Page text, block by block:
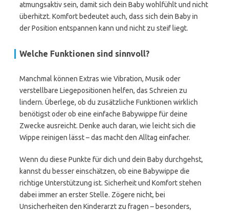
atmungsaktiv sein, damit sich dein Baby wohlfühlt und nicht
überhitzt. Komfort bedeutet auch, dass sich dein Baby in
der Position entspannen kann und nicht zu steif liegt.
Welche Funktionen sind sinnvoll?
Manchmal können Extras wie Vibration, Musik oder
verstellbare Liegepositionen helfen, das Schreien zu
lindern. Überlege, ob du zusätzliche Funktionen wirklich
benötigst oder ob eine einfache Babywippe für deine
Zwecke ausreicht. Denke auch daran, wie leicht sich die
Wippe reinigen lässt – das macht den Alltag einfacher.
Wenn du diese Punkte für dich und dein Baby durchgehst,
kannst du besser einschätzen, ob eine Babywippe die
richtige Unterstützung ist. Sicherheit und Komfort stehen
dabei immer an erster Stelle. Zögere nicht, bei
Unsicherheiten den Kinderarzt zu fragen – besonders,